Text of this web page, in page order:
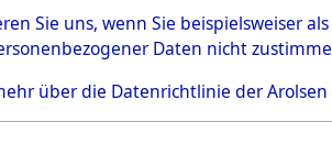
Sie uns, wenn Sie beispielsweiser
Daten nicht
über die Datenrichtlinie der Arolsen